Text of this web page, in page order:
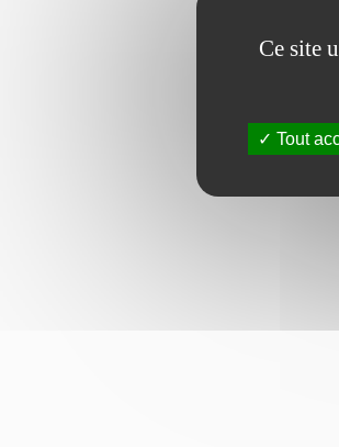
Ce site
Tout